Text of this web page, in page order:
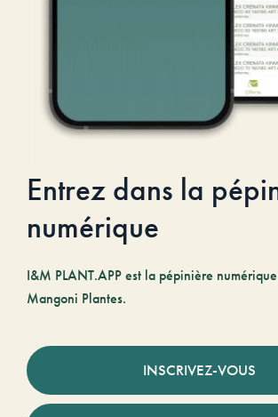
Entrez dans la
numérique
I&M PLANT.APP est la pépinière
Mangoni Plantes.
INSCRIVEZ-VOUS